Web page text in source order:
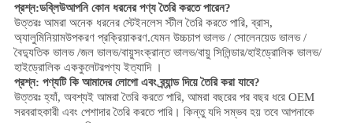
প্রশ্ন:ডব্লিউআপনি কোন ধরনের পণ্য তৈরি করতে পারেন?
উত্তরঃ আমরা অনেক ধরনের স্টেইনলেস স্টীল তৈরি করতে পারি, ব্রাস,
অ্যালুমিনিয়ামউপকরণ প্রক্রিয়াকরণ.যেমন উচ্চচাপ ভালভ / সোলেনয়েড ভালভ /
বৈদ্যুতিক ভালভ /জল ভালভ/বায়ুসংক্রান্ত ভালভ/বায়ু সিলিন্ডার/হাইড্রোলিক ভালভ/
হাইড্রোলিক এককুলেটরপণ্য ইত্যাদি ।
প্রশ্ন: পণ্যটি কি আমাদের লোগো এবং ব্র্যান্ড দিয়ে তৈরি করা যাবে?
উত্তরঃ হ্যাঁ, অবশ্যই আমরা তৈরি করতে পারি, আমরা বছরের পর বছর ধরে OEM
সরবরাহকারী এবং পেশাদার তৈরি করতে পারি। কিন্তু যদি সম্ভব হয় তবে আপনাকে